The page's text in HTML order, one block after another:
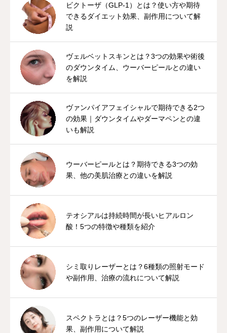
ビクトーザ（GLP-1）とは？使い方や期待
できるダイエット効果、副作用について解
説
ヴェルベットスキンとは？3つの効果や術後
のダウンタイム、ウーバーピールとの違い
を解説
ヴァンパイアフェイシャルで期待できる2つ
の効果｜ダウンタイムやダーマペンとの違
いも解説
ウーバーピールとは？期待できる3つの効
果、他の美肌治療との違いを解説
テオシアルは持続時間が長いヒアルロン
酸！5つの特徴や種類を紹介
シミ取りレーザーとは？6種類の照射モード
や副作用、治療の流れについて解説
スペクトラとは？5つのレーザー機能と効
果、副作用について解説